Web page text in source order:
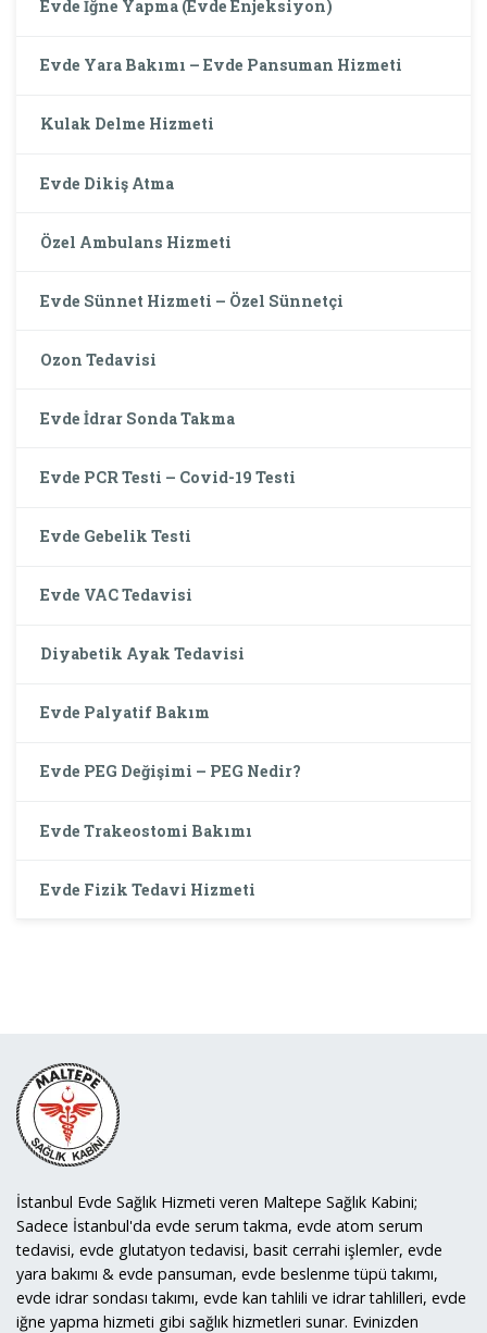
Evde İğne Yapma (Evde Enjeksiyon)
Evde Yara Bakımı – Evde Pansuman Hizmeti
Kulak Delme Hizmeti
Evde Dikiş Atma
Özel Ambulans Hizmeti
Evde Sünnet Hizmeti – Özel Sünnetçi
Ozon Tedavisi
Evde İdrar Sonda Takma
Evde PCR Testi – Covid-19 Testi
Evde Gebelik Testi
Evde VAC Tedavisi
Diyabetik Ayak Tedavisi
Evde Palyatif Bakım
Evde PEG Değişimi – PEG Nedir?
Evde Trakeostomi Bakımı
Evde Fizik Tedavi Hizmeti
İstanbul Evde Sağlık Hizmeti veren Maltepe Sağlık Kabini;
Sadece İstanbul'da evde serum takma, evde atom serum
tedavisi, evde glutatyon tedavisi, basit cerrahi işlemler, evde
yara bakımı & evde pansuman, evde beslenme tüpü takımı,
evde idrar sondası takımı, evde kan tahlili ve idrar tahlilleri, evde
iğne yapma hizmeti gibi sağlık hizmetleri sunar. Evinizden